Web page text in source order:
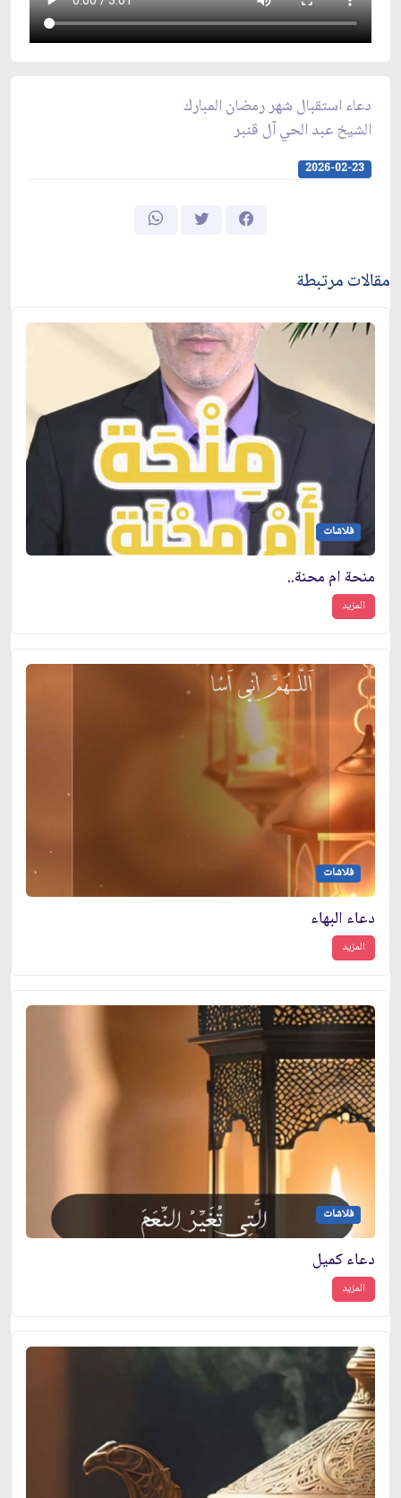
دعاء استقبال شهر رمضان المبارك
الشيخ عبد الحي آل قنبر
2026-02-23
مقالات مرتبطة
فلاشات
منحة ام محنة..
المزيد
فلاشات
دعاء البهاء
المزيد
فلاشات
دعاء كميل
المزيد